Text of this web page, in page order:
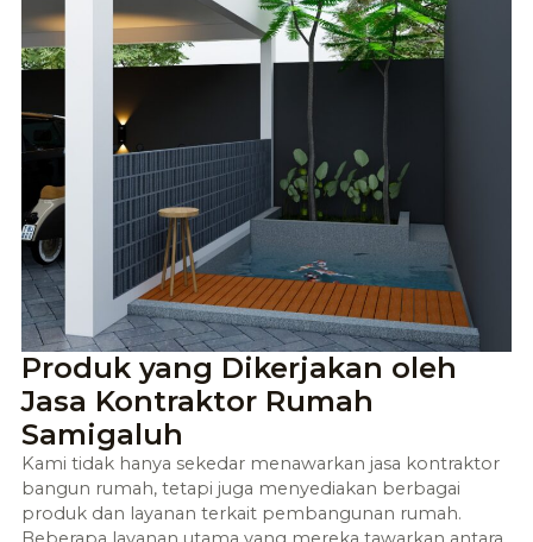
Produk yang Dikerjakan oleh
Jasa Kontraktor Rumah
Samigaluh
Kami tidak hanya sekedar menawarkan jasa kontraktor
bangun rumah, tetapi juga menyediakan berbagai
produk dan layanan terkait pembangunan rumah.